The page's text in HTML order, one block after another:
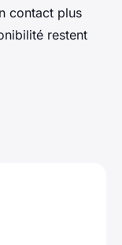
contact plus
restent